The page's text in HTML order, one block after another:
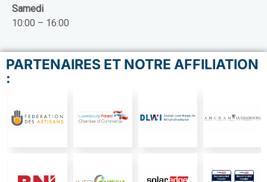
Samedi
10:00 – 16:00
PARTENAIRES ET NOTRE AFFILIATION
: